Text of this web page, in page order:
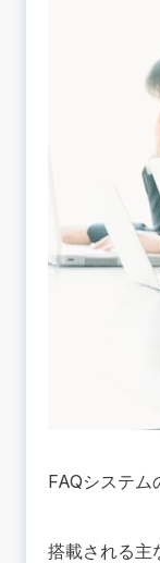
FAQシステム
搭載される主